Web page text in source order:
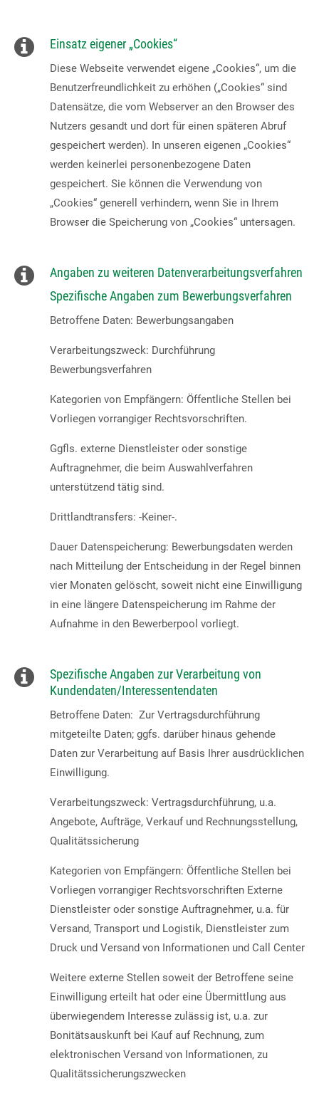
Einsatz eigener „Cookies“
Diese Webseite verwendet eigene „Cookies“, um die
Benutzerfreundlichkeit zu erhöhen („Cookies“ sind
Datensätze, die vom Webserver an den Browser des
Nutzers gesandt und dort für einen späteren Abruf
gespeichert werden). In unseren eigenen „Cookies“
werden keinerlei personenbezogene Daten
gespeichert. Sie können die Verwendung von
„Cookies“ generell verhindern, wenn Sie in Ihrem
Browser die Speicherung von „Cookies“ untersagen.
Angaben zu weiteren Datenverarbeitungsverfahren
Spezifische Angaben zum Bewerbungsverfahren
Betroffene Daten: Bewerbungsangaben
Verarbeitungszweck: Durchführung
Bewerbungsverfahren
Kategorien von Empfängern: Öffentliche Stellen bei
Vorliegen vorrangiger Rechtsvorschriften.
Ggfls. externe Dienstleister oder sonstige
Auftragnehmer, die beim Auswahlverfahren
unterstützend tätig sind.
Drittlandtransfers: -Keiner-.
Dauer Datenspeicherung: Bewerbungsdaten werden
nach Mitteilung der Entscheidung in der Regel binnen
vier Monaten gelöscht, soweit nicht eine Einwilligung
in eine längere Datenspeicherung im Rahme der
Aufnahme in den Bewerberpool vorliegt.
Spezifische Angaben zur Verarbeitung von
Kundendaten/Interessentendaten
Betroffene Daten: Zur Vertragsdurchführung
mitgeteilte Daten; ggfs. darüber hinaus gehende
Daten zur Verarbeitung auf Basis Ihrer ausdrücklichen
Einwilligung.
Verarbeitungszweck: Vertragsdurchführung, u.a.
Angebote, Aufträge, Verkauf und Rechnungsstellung,
Qualitätssicherung
Kategorien von Empfängern: Öffentliche Stellen bei
Vorliegen vorrangiger Rechtsvorschriften Externe
Dienstleister oder sonstige Auftragnehmer, u.a. für
Versand, Transport und Logistik, Dienstleister zum
Druck und Versand von Informationen und Call Center
Weitere externe Stellen soweit der Betroffene seine
Einwilligung erteilt hat oder eine Übermittlung aus
überwiegendem Interesse zulässig ist, u.a. zur
Bonitätsauskunft bei Kauf auf Rechnung, zum
elektronischen Versand von Informationen, zu
Qualitätssicherungszwecken